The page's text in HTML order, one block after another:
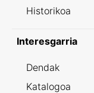
Historikoa
Interesgarria
Dendak
Katalogoa